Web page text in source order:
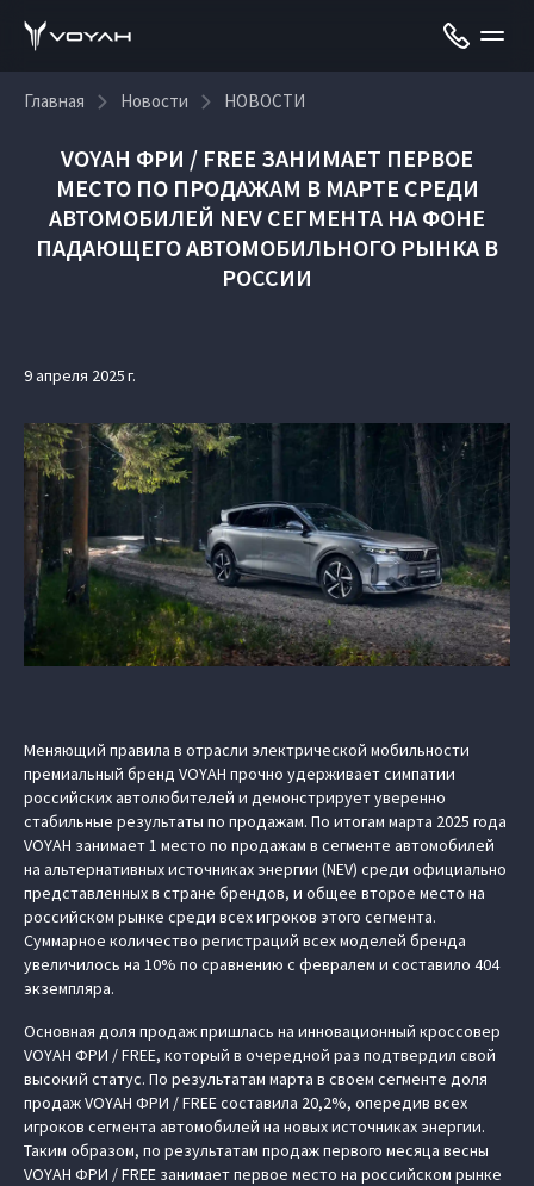
Главная Новости НОВОСТИ
VOYAH ФРИ / FREE ЗАНИМАЕТ ПЕРВОЕ
МЕСТО ПО ПРОДАЖАМ В МАРТЕ СРЕДИ
АВТОМОБИЛЕЙ NEV СЕГМЕНТА НА ФОНЕ
ПАДАЮЩЕГО АВТОМОБИЛЬНОГО РЫНКА В
РОССИИ
9 апреля 2025 г.
Меняющий правила в отрасли электрической мобильности
премиальный бренд VOYAH прочно удерживает симпатии
российских автолюбителей и демонстрирует уверенно
стабильные результаты по продажам. По итогам марта 2025 года
VOYAH занимает 1 место по продажам в сегменте автомобилей
на альтернативных источниках энергии (NEV) среди официально
представленных в стране брендов, и общее второе место на
российском рынке среди всех игроков этого сегмента.
Суммарное количество регистраций всех моделей бренда
увеличилось на 10% по сравнению с февралем и составило 404
экземпляра.
Основная доля продаж пришлась на инновационный кроссовер
VOYAH ФРИ / FREE, который в очередной раз подтвердил свой
высокий статус. По результатам марта в своем сегменте доля
продаж VOYAH ФРИ / FREE составила 20,2%, опередив всех
игроков сегмента автомобилей на новых источниках энергии.
Таким образом, по результатам продаж первого месяца весны
VOYAH ФРИ / FREE занимает первое место на российском рынке